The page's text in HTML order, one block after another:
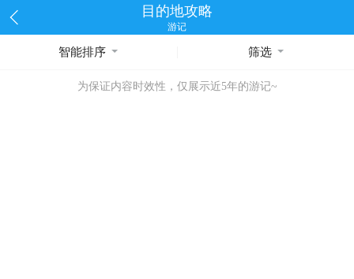
目的地攻略
游记
智能排序 筛选
为保证内容时效性，仅展示近5年的游记~